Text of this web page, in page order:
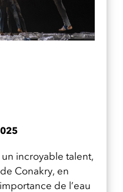
incroyable talent,
Conakry, en
de l’eau